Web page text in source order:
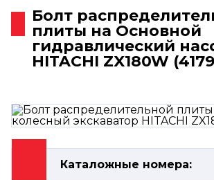
ЦЕНЫ
КОНТАКТЫ
Болт
плиты на Основной
гидравлический
HITACHI ZX180W
Каталожные номера: